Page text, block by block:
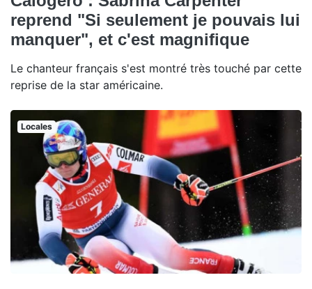
reprend "Si seulement je pouvais lui
manquer", et c'est magnifique
Le chanteur français s'est montré très touché par cette
reprise de la star américaine.
Locales